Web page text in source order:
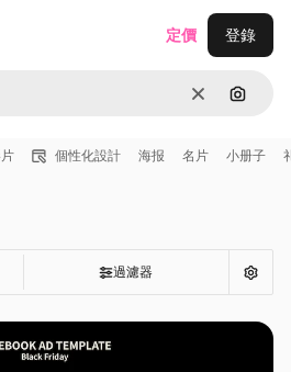
清除 通過圖
定價 登錄
個性化設計 海报 名片 小册子
過濾器